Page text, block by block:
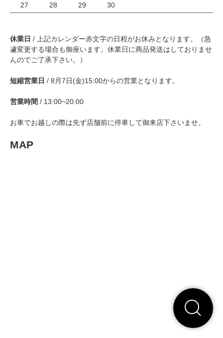
27
28 29 30
休業日 / 上記カレンダー赤文字の日程がお休みとなります。（急
遽変更する場合も御座います。休業日に商品発送はしておりませ
んのでご了承下さい。）
短縮営業日 / 8月7日(金)15:00からの営業となります。
営業時間 / 13:00~20:00
お車でお越しの際は先ず店舗前に停車して御来店下さいませ。
MAP